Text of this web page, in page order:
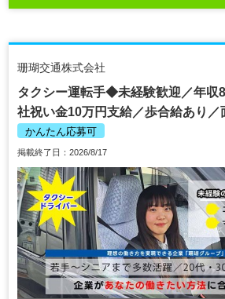
珊瑚交通株式会社
タクシー運転手◆未経験歓迎／年収
社祝い金10万円支給／歩合給あり
かんたん応募可
掲載終了日：2026/8/17